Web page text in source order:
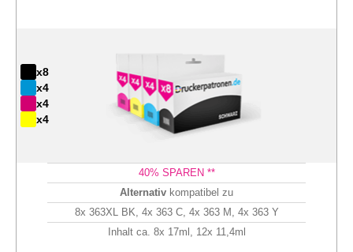
x8
x4
x4
x4
40% SPAREN **
Alternativ kompatibel zu
8x 363XL BK, 4x 363 C, 4x 363 M, 4x 363 Y
Inhalt ca. 8x 17ml, 12x 11,4ml